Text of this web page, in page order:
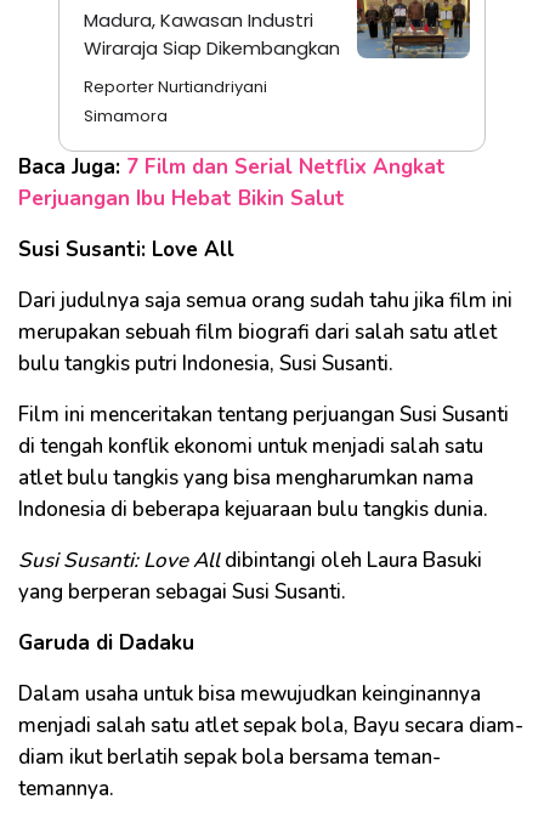
Madura, Kawasan Industri
Wiraraja Siap Dikembangkan
Reporter Nurtiandriyani
Simamora
Baca Juga: 7 Film dan Serial Netflix Angkat
Perjuangan Ibu Hebat Bikin Salut
Susi Susanti: Love All
Dari judulnya saja semua orang sudah tahu jika film ini
merupakan sebuah film biografi dari salah satu atlet
bulu tangkis putri Indonesia, Susi Susanti.
Film ini menceritakan tentang perjuangan Susi Susanti
di tengah konflik ekonomi untuk menjadi salah satu
atlet bulu tangkis yang bisa mengharumkan nama
Indonesia di beberapa kejuaraan bulu tangkis dunia.
Susi Susanti: Love Alldibintangi oleh Laura Basuki
yang berperan sebagai Susi Susanti.
Garuda di Dadaku
Dalam usaha untuk bisa mewujudkan keinginannya
menjadi salah satu atlet sepak bola, Bayu secara diam-
diam ikut berlatih sepak bola bersama teman-
temannya.